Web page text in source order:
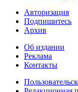
Авторизация
Подпишитесь
Архив
Об издании
Реклама
Контакты